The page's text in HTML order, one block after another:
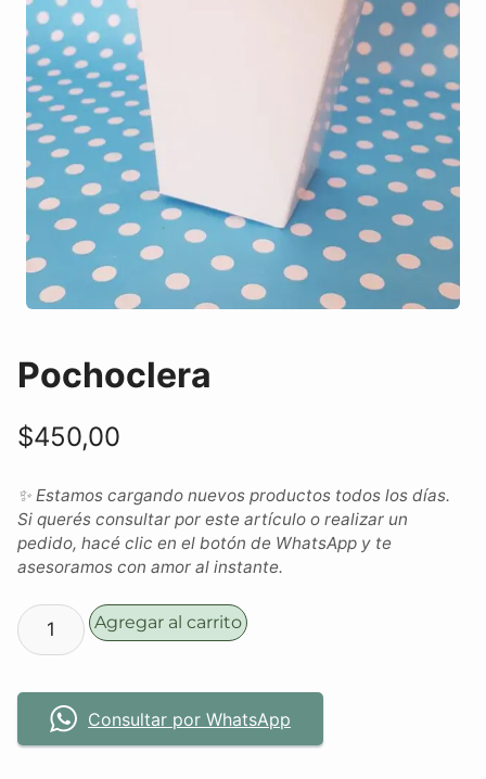
Pochoclera
$450,00
✨ Estamos cargando nuevos productos todos los días.
Si querés consultar por este artículo o realizar un
pedido, hacé clic en el botón de WhatsApp y te
asesoramos con amor al instante.
Agregar al carrito
Consultar por WhatsApp